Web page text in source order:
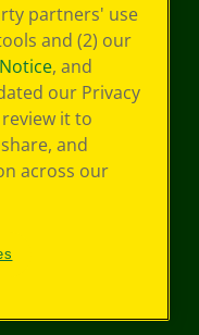
partners' use
and (2) our
, and
our Privacy
it to
and
across our